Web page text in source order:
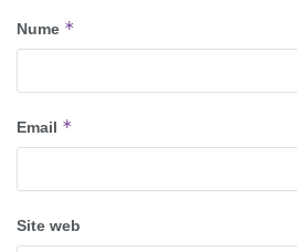
Nume *
Email *
Site web